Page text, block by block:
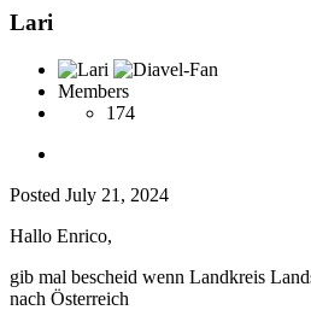
Lari
Members
174
Posted July 21, 2024
Hallo Enrico,
gib mal bescheid wenn Landkreis
nach Österreich